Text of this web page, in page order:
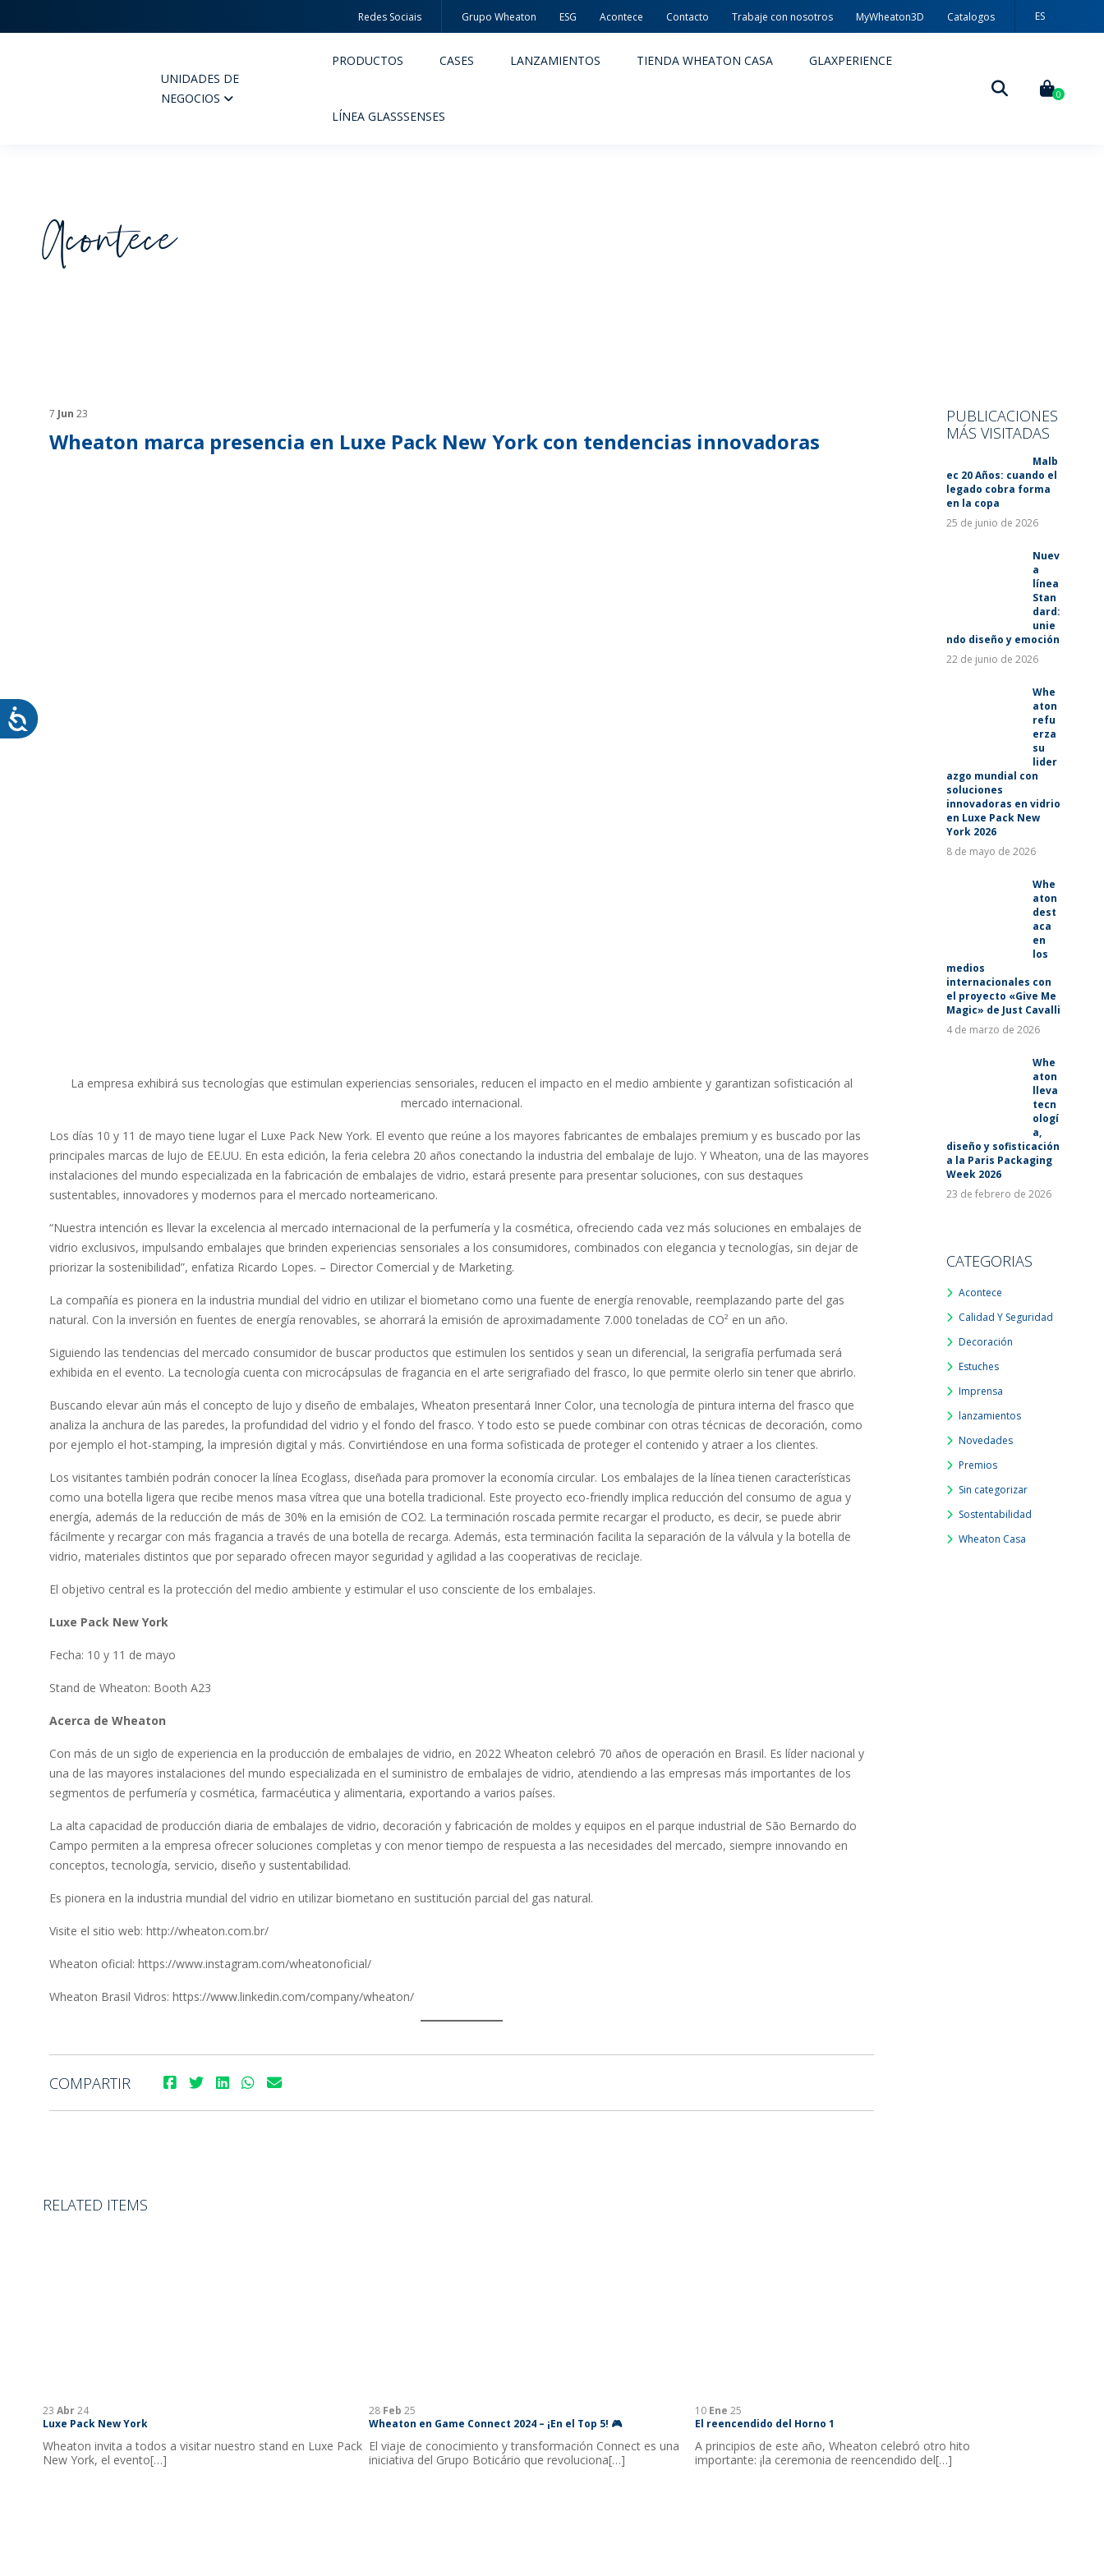
Redes Sociais Grupo Wheaton ESG Acontece Contacto Trabaje con nosotros MyWheaton3D Catalogos
ES
UNIDADES DE
NEGOCIOS
PRODUCTOS CASES LANZAMIENTOS TIENDA WHEATON CASA GLAXPERIENCE
LÍNEA GLASSSENSES
0
Acontece
7 Jun 23
Wheaton marca presencia en Luxe Pack New York con tendencias innovadoras
La empresa exhibirá sus tecnologías que estimulan experiencias sensoriales, reducen el impacto en el medio ambiente y garantizan sofisticación al
mercado internacional.
Los días 10 y 11 de mayo tiene lugar el Luxe Pack New York. El evento que reúne a los mayores fabricantes de embalajes premium y es buscado por las
principales marcas de lujo de EE.UU. En esta edición, la feria celebra 20 años conectando la industria del embalaje de lujo. Y Wheaton, una de las mayores
instalaciones del mundo especializada en la fabricación de embalajes de vidrio, estará presente para presentar soluciones, con sus destaques
sustentables, innovadores y modernos para el mercado norteamericano.
“Nuestra intención es llevar la excelencia al mercado internacional de la perfumería y la cosmética, ofreciendo cada vez más soluciones en embalajes de
vidrio exclusivos, impulsando embalajes que brinden experiencias sensoriales a los consumidores, combinados con elegancia y tecnologías, sin dejar de
priorizar la sostenibilidad”, enfatiza Ricardo Lopes. – Director Comercial y de Marketing.
La compañía es pionera en la industria mundial del vidrio en utilizar el biometano como una fuente de energía renovable, reemplazando parte del gas
natural. Con la inversión en fuentes de energía renovables, se ahorrará la emisión de aproximadamente 7.000 toneladas de CO² en un año.
Siguiendo las tendencias del mercado consumidor de buscar productos que estimulen los sentidos y sean un diferencial, la serigrafía perfumada será
exhibida en el evento. La tecnología cuenta con microcápsulas de fragancia en el arte serigrafiado del frasco, lo que permite olerlo sin tener que abrirlo.
Buscando elevar aún más el concepto de lujo y diseño de embalajes, Wheaton presentará Inner Color, una tecnología de pintura interna del frasco que
analiza la anchura de las paredes, la profundidad del vidrio y el fondo del frasco. Y todo esto se puede combinar con otras técnicas de decoración, como
por ejemplo el hot-stamping, la impresión digital y más. Convirtiéndose en una forma sofisticada de proteger el contenido y atraer a los clientes.
Los visitantes también podrán conocer la línea Ecoglass, diseñada para promover la economía circular. Los embalajes de la línea tienen características
como una botella ligera que recibe menos masa vítrea que una botella tradicional. Este proyecto eco-friendly implica reducción del consumo de agua y
energía, además de la reducción de más de 30% en la emisión de CO2. La terminación roscada permite recargar el producto, es decir, se puede abrir
fácilmente y recargar con más fragancia a través de una botella de recarga. Además, esta terminación facilita la separación de la válvula y la botella de
vidrio, materiales distintos que por separado ofrecen mayor seguridad y agilidad a las cooperativas de reciclaje.
El objetivo central es la protección del medio ambiente y estimular el uso consciente de los embalajes.
Luxe Pack New York
Fecha: 10 y 11 de mayo
Stand de Wheaton: Booth A23
Acerca de Wheaton
Con más de un siglo de experiencia en la producción de embalajes de vidrio, en 2022 Wheaton celebró 70 años de operación en Brasil. Es líder nacional y
una de las mayores instalaciones del mundo especializada en el suministro de embalajes de vidrio, atendiendo a las empresas más importantes de los
segmentos de perfumería y cosmética, farmacéutica y alimentaria, exportando a varios países.
La alta capacidad de producción diaria de embalajes de vidrio, decoración y fabricación de moldes y equipos en el parque industrial de São Bernardo do
Campo permiten a la empresa ofrecer soluciones completas y con menor tiempo de respuesta a las necesidades del mercado, siempre innovando en
conceptos, tecnología, servicio, diseño y sustentabilidad.
Es pionera en la industria mundial del vidrio en utilizar biometano en sustitución parcial del gas natural.
Visite el sitio web: http://wheaton.com.br/
Wheaton oficial: https://www.instagram.com/wheatonoficial/
Wheaton Brasil Vidros: https://www.linkedin.com/company/wheaton/
COMPARTIR
PUBLICACIONES
MÁS VISITADAS
Malb
ec 20 Años: cuando el
legado cobra forma
en la copa
25 de junio de 2026
Nuev
a
línea
Stan
dard:
unie
ndo diseño y emoción
22 de junio de 2026
Whe
aton
refu
erza
su
lider
azgo mundial con
soluciones
innovadoras en vidrio
en Luxe Pack New
York 2026
8 de mayo de 2026
Whe
aton
dest
aca
en
los
medios
internacionales con
el proyecto «Give Me
Magic» de Just Cavalli
4 de marzo de 2026
Whe
aton
lleva
tecn
ologí
a,
diseño y sofisticación
a la Paris Packaging
Week 2026
23 de febrero de 2026
CATEGORIAS
Acontece
Calidad Y Seguridad
Decoración
Estuches
Imprensa
lanzamientos
Novedades
Premios
Sin categorizar
Sostentabilidad
Wheaton Casa
RELATED ITEMS
23 Abr24
Luxe Pack New York
Wheaton invita a todos a visitar nuestro stand en Luxe Pack
New York, el evento[…]
28 Feb 25
Wheaton en Game Connect 2024 – ¡En el Top 5! 🎮
El viaje de conocimiento y transformación Connect es una
iniciativa del Grupo Boticário que revoluciona[…]
10 Ene 25
El reencendido del Horno 1
A principios de este año, Wheaton celebró otro hito
importante: ¡la ceremonia de reencendido del[…]